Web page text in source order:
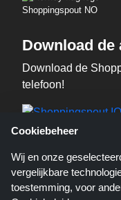
Shoppingspout NO
Download de
Download de
telefoon!
Cookiebeheer
Wij en onze
vergelijkbare
toestemming, voor